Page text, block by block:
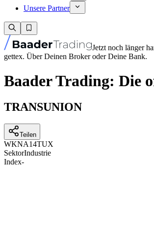
Unsere Partner
Jetzt noch länger
gettex. Über Deinen Broker oder Deine Bank.
Baader Trading: Die
TRANSUNION
Teilen
WKNA14TUX
SektorIndustrie
Index-